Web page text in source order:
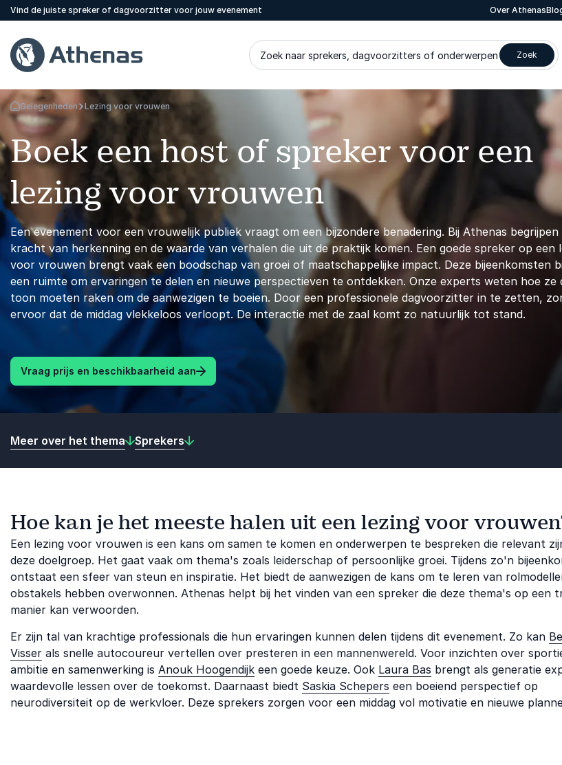
Vind de juiste spreker of dagvoorzitter voor jouw evenement Over Athenas
Zoek naar sprekers, dagvoorzitters of onderwerpen Zoek
Terug naar de startpagina
Gelegenheden Lezing voor vrouwen
Boek een host of spreker voor een
lezing voor vrouwen
Een evenement voor een vrouwelijk publiek vraagt om een bijzondere benadering. Bij Athenas begrijpen
kracht van herkenning en de waarde van verhalen die uit de praktijk komen. Een goede spreker op een
voor vrouwen brengt vaak een boodschap van groei of maatschappelijke impact. Deze bijeenkomsten
een ruimte om ervaringen te delen en nieuwe perspectieven te ontdekken. Onze experts weten hoe ze
toon moeten raken om de aanwezigen te boeien. Door een professionele dagvoorzitter in te zetten,
ervoor dat de middag vlekkeloos verloopt. De interactie met de zaal komt zo natuurlijk tot stand.
Vraag prijs en beschikbaarheid aan
Meer over het thema Sprekers
Hoe kan je het meeste halen uit een lezing voor
Een lezing voor vrouwen is een kans om samen te komen en onderwerpen te bespreken die relevant
deze doelgroep. Het gaat vaak om thema's zoals leiderschap of persoonlijke groei. Tijdens zo'n
ontstaat een sfeer van steun en inspiratie. Het biedt de aanwezigen de kans om te leren van
obstakels hebben overwonnen. Athenas helpt bij het vinden van een spreker die deze thema's op een
manier kan verwoorden.
Er zijn tal van krachtige professionals die hun ervaringen kunnen delen tijdens dit evenement. Zo kan
Visser als snelle autocoureur vertellen over presteren in een mannenwereld. Voor inzichten over
ambitie en samenwerking is Anouk Hoogendijk een goede keuze. Ook Laura Bas brengt als generatie
waardevolle lessen over de toekomst. Daarnaast biedt Saskia Schepers een boeiend perspectief op
neurodiversiteit op de werkvloer. Deze sprekers zorgen voor een middag vol motivatie en nieuwe